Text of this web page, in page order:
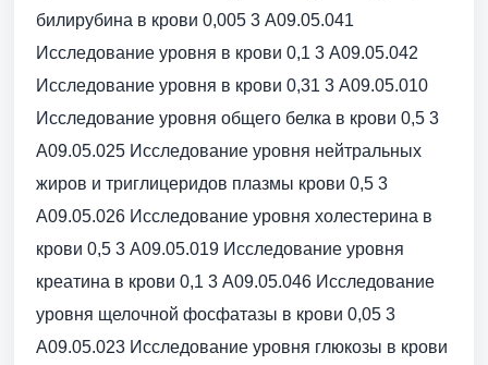
билирубина в крови 0,005 3 A09.05.041
Исследование уровня в крови 0,1 3 A09.05.042
Исследование уровня в крови 0,31 3 A09.05.010
Исследование уровня общего белка в крови 0,5 3
A09.05.025 Исследование уровня нейтральных
жиров и триглицеридов плазмы крови 0,5 3
A09.05.026 Исследование уровня холестерина в
крови 0,5 3 A09.05.019 Исследование уровня
креатина в крови 0,1 3 A09.05.046 Исследование
уровня щелочной фосфатазы в крови 0,05 3
A09.05.023 Исследование уровня глюкозы в крови